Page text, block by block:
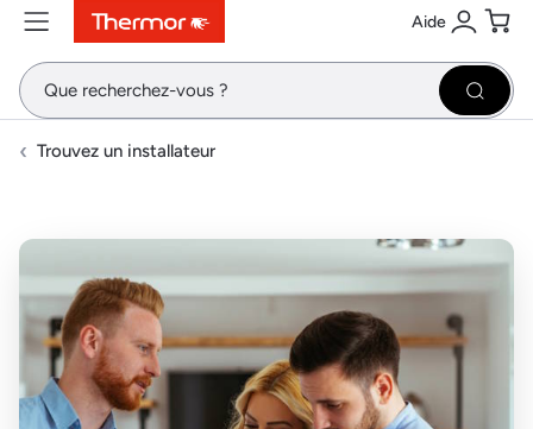
ContenuMenuRecherche Aide
Se
Trouvez un installateur